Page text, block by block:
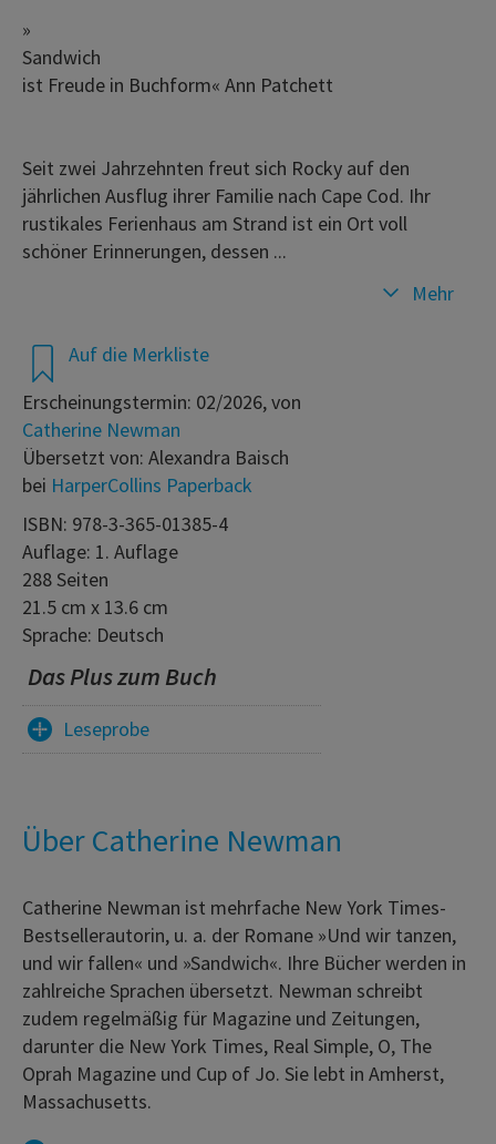
Auf die Merkliste
Erscheinungstermin: 02/2026, von
Catherine Newman
Übersetzt von: Alexandra Baisch
bei HarperCollins Paperback
ISBN: 978-3-365-01385-4
Auflage: 1. Auflage
288 Seiten
21.5 cm x 13.6 cm
Sprache: Deutsch
Das Plus zum Buch
Leseprobe
»
Sandwich
ist Freude in Buchform« Ann Patchett
Seit zwei Jahrzehnten freut sich Rocky auf den
jährlichen Ausflug ihrer Familie nach Cape Cod. Ihr
rustikales Ferienhaus am Strand ist ein Ort voll
schöner Erinnerungen, dessen ...
Mehr
Über Catherine Newman
Catherine Newman ist mehrfache New York Times-
Bestsellerautorin, u. a. der Romane »Und wir tanzen,
und wir fallen« und »Sandwich«. Ihre Bücher werden in
zahlreiche Sprachen übersetzt. Newman schreibt
zudem regelmäßig für Magazine und Zeitungen,
darunter die New York Times, Real Simple, O, The
Oprah Magazine und Cup of Jo. Sie lebt in Amherst,
Massachusetts.